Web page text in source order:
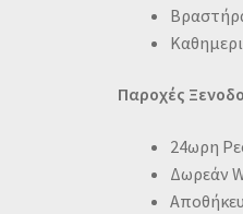
Παροχές
24ωρη
Δωρεάν